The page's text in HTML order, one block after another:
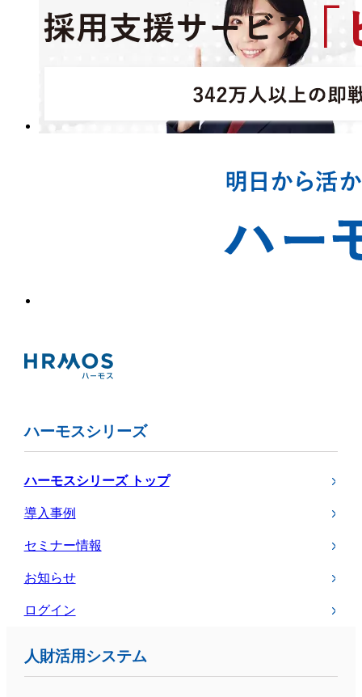
ハーモスシリーズ
ハーモスシリーズ トップ
導入事例
セミナー情報
お知らせ
ログイン
人財活用システム